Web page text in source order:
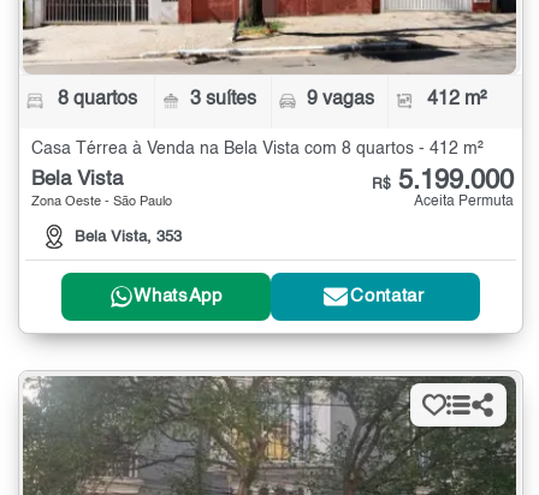
8 quartos 3 suítes 9 vagas 412 m²
Casa Térrea à Venda na Bela Vista com 8 quartos - 412 m²
Bela Vista
Zona Oeste - São Paulo
Bela Vista, 353
R$ 5.199.000
Aceita Permuta
WhatsApp Contatar